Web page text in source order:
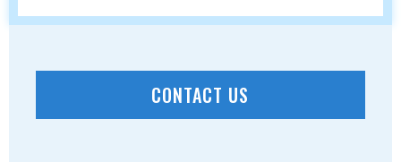
CONTACT US